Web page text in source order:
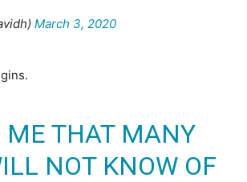
March 3, 2020
ME THAT MANY
NOT KNOW OF